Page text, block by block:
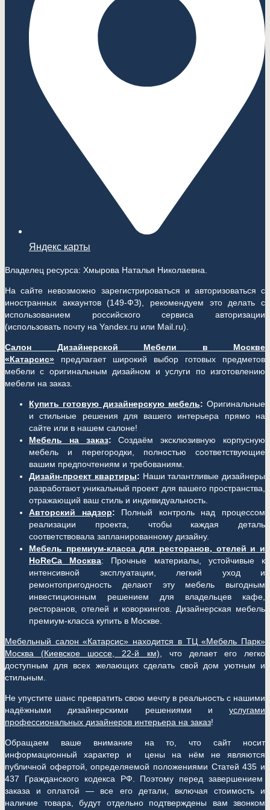
Яндекс карты
Владелец ресурса: Хмырова Наталья Николаевна.
На сайте невозможно зарегистрироваться и авторизоваться с
иностранных аккаунтов (149-ФЗ), рекомендуем это делать с
использованием российского сервиса авторизации
(использовать почту на Yandex.ru или Mail.ru).
Салон Дизайнерской Мебели в Москве
«Катарсис»
предлагает широкий выбор готовых предметов
мебели с оригинальным дизайном и услуги по изготовлению
мебели на заказ.
Купить готовую дизайнерскую мебель: Оригинальные
и стильные решения для вашего интерьера прямо на
сайте или в нашем салоне!
Мебель на заказ: Создаём эксклюзивную корпусную
мебель и перегородки, полностью соответствующие
вашим предпочтениям и требованиям.
Дизайн-проект квартиры: Наши талантливые дизайнеры
разработают уникальный проект для вашего пространства,
отражающий ваш стиль и индивидуальность.
Авторский надзор: Полный контроль над процессом
реализации проекта, чтобы каждая деталь
соответствовала запланированному дизайну.
Мебель премиум-класса для ресторанов, отелей и и
HoReCa Москва: Прочные материалы, устойчивые к
интенсивной эксплуатации, легкий уход и
ремонтопригодность делают эту мебель выгодным
инвестиционным решением для владельцев кафе,
ресторанов, отелей и коворкингов. Дизайнерская мебель
премиум-класса купить в Москве.
Мебельный салон «Катарсис» находится в ТЦ «Мебель Парк»
Москва (Киевское шоссе, 22-й км) , что делает его легко
доступным для всех желающих сделать свой дом уютным и
стильным.
Не упустите шанс превратить свою мечту в реальность с нашими
надёжными дизайнерскими решениями и услугами
профессиональных дизайнеров интерьера на заказ!
Обращаем ваше внимание на то, что сайт носит
информационный характер и цены на нём не являются
публичной офертой, определяемой положениями Статей 435 и
437 Гражданского кодекса РФ. Поэтому перед завершением
заказа и оплатой — все его детали, включая стоимость и
наличие товара, будут отдельно подтверждены вам звонком